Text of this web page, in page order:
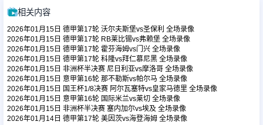
篮球集锦
足球新闻
篮球新闻
相关内容
2026年01月15日 德甲第17轮 沃尔夫斯堡vs圣保利 全场录像
2026年01月15日 德甲第17轮 RB莱比锡vs弗赖堡 全场录像
2026年01月15日 德甲第17轮 霍芬海姆vs门兴 全场录像
2026年01月15日 德甲第17轮 科隆vs拜仁慕尼黑 全场录像
2026年01月15日 非洲杯半决赛 尼日利亚vs摩洛哥 全场录像
2026年01月15日 意甲第16轮 那不勒斯vs帕尔马 全场录像
2026年01月15日 国王杯1/8决赛 阿尔瓦塞特vs皇家马德里 全场录像
2026年01月15日 意甲第16轮 国际米兰vs莱切 全场录像
2026年01月15日 非洲杯半决赛 塞内加尔vs埃及 全场录像
2026年01月14日 德甲第17轮 美因茨vs海登海姆 全场录像